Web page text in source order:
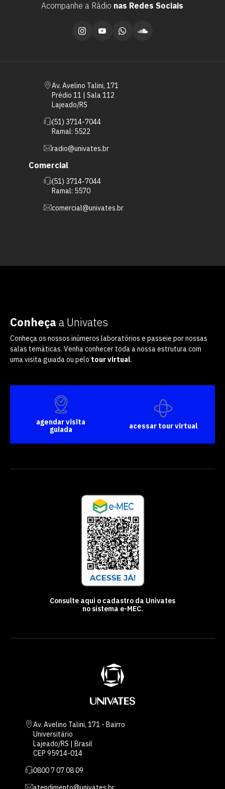
Av. Avelino Talini, 171
Prédio 11 | Sala 112
Lajeado/RS
(51) 3714-7044
Ramal: 5522
radio@univates.br
Comercial
(51) 3714-7044
Ramal: 5570
comercial@univates.br
Acompanhe a Rádio nas Redes Sociais
Conheça a Univates
Conheça os nossos inúmeros laboratórios e passeie por nossas
salas temáticas. Venha conhecer toda a nossa estrutura com
uma visita guiada ou pelo tour virtual.
agendar visita
guiada
acessar tour virtual
Consulte aqui o cadastro da Univates
no sistema e-MEC.
Av. Avelino Talini, 171 - Bairro
Universitário
Lajeado/RS | Brasil
CEP 95914-014
0800 7 07 08 09
Escolha a vaga que você
quer concorrer:
vagas a partir do 2º ano de curso